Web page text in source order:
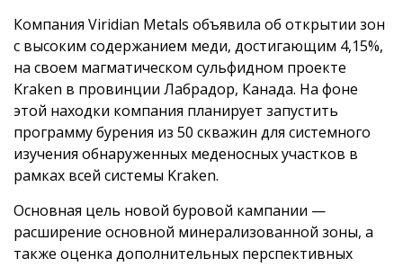
Компания Viridian Metals объявила об открытии зон
с высоким содержанием меди, достигающим 4,15%,
на своем магматическом сульфидном проекте
Kraken в провинции Лабрадор, Канада. На фоне
этой находки компания планирует запустить
программу бурения из 50 скважин для системного
изучения обнаруженных меденосных участков в
рамках всей системы Kraken.
Основная цель новой буровой кампании —
расширение основной минерализованной зоны, а
также оценка дополнительных перспективных